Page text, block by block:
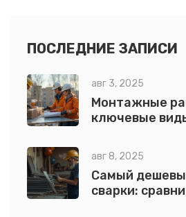
ПОСЛЕДНИЕ ЗАПИСИ
авг 3, 2025
Монтажные
ключевые
авг 8, 2025
Самый
сварки: